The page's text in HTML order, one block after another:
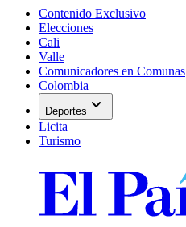
Contenido Exclusivo
Elecciones
Cali
Valle
Comunicadores en Comunas
Colombia
Deportes expand_more
Licita
Turismo